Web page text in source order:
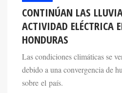
CONTINÚAN LAS
ACTIVIDAD ELÉCTRICA
HONDURAS
Las condiciones climáticas se
debido a una convergencia de
sobre el país.